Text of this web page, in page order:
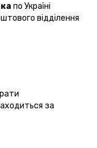
по Україні
відділення
за